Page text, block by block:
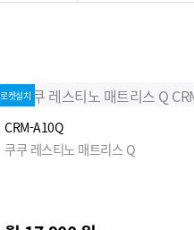
로켓설치
CRM-A10Q
쿠쿠 레스티노 매트리스 Q